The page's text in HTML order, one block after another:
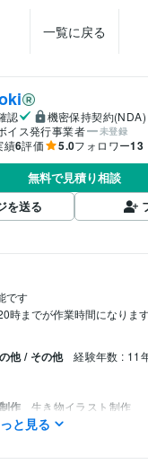
一覧に戻る
認
機密保持契約(NDA)
イス発行事業者
未登録
績6評価 5.0フォロワー13
無料で見積り相談
を送る
です
時までが作業時間になりま
他 / その他 経験年数 : 11
作 生き物イラスト制作
作 オリジナル手作りお魚
と見る